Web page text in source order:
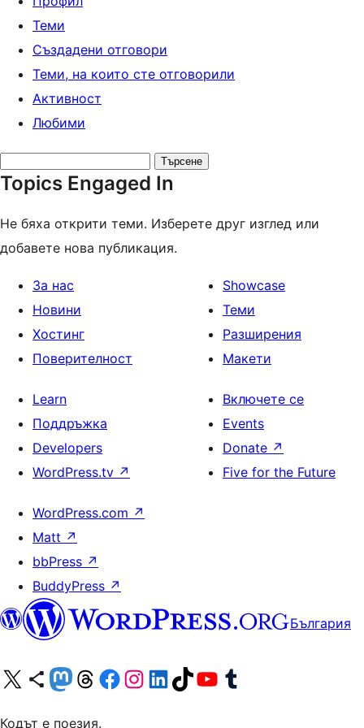
Теми
Създадени отговори
Теми, на които сте отговорили
Активност
Любими
topics:
Topics Engaged In
Не бяха открити теми. Изберете друг изглед или
добавете нова публикация.
За нас
Новини
Хостинг
Поверителност
Showcase
Теми
Разширения
Макети
Learn
Поддръжка
Developers
WordPress.tv ↗
Включете се
Events
Donate ↗
Five for the Future
WordPress.com ↗
Matt ↗
bbPress ↗
BuddyPress ↗
България
Visit our X (formerly Twitter) account
Visit our Bluesky account
Visit our Mastodon account
Visit our Threads account
Посетете нашата страница във Facebook
Посетете нашия профил в Instagram
Посетете нашия профил в LinkedIn
Visit our TikTok account
Visit our YouTube channel
Visit our Tumblr account
Кодът е поезия.